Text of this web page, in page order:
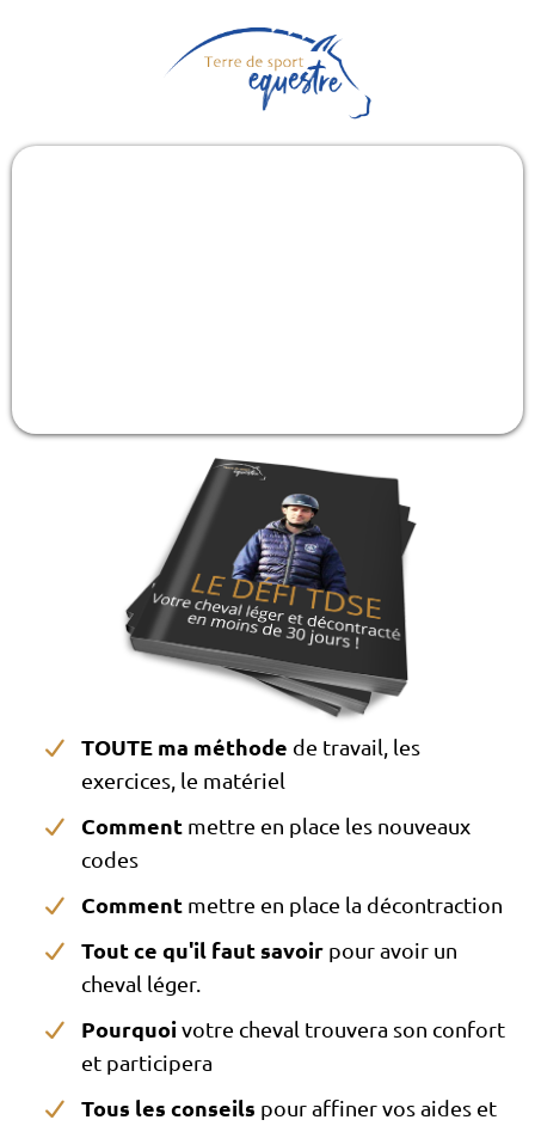
TOUTE ma méthode de travail, les
exercices, le matériel
Comment mettre en place les nouveaux
codes
Comment mettre en place la décontraction
Tout ce qu'il faut savoir pour avoir un
cheval léger.
Pourquoivotre cheval trouvera son confort
et participera
Tous les conseils pour affiner vos aides et